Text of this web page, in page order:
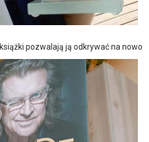
pozwalają ją odkrywać na nowo